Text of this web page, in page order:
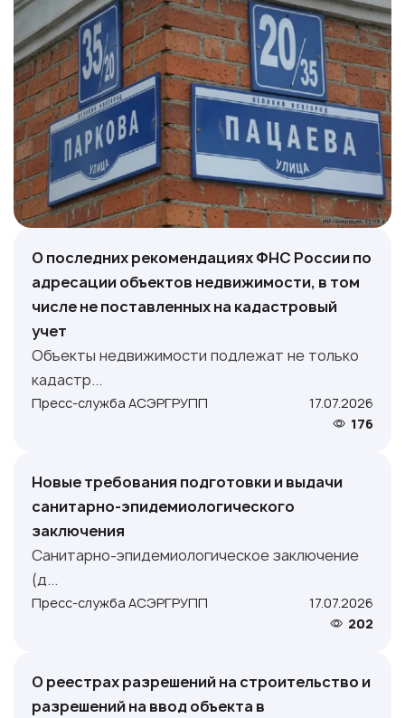
О последних рекомендациях ФНС России по
адресации объектов недвижимости, в том
числе не поставленных на кадастровый
учет
Объекты недвижимости подлежат не только
кадастр...
Пресс-служба АСЭРГРУПП
17.07.2026
176
Новые требования подготовки и выдачи
санитарно-эпидемиологического
заключения
Санитарно-эпидемиологическое заключение
(д...
Пресс-служба АСЭРГРУПП
17.07.2026
202
О реестрах разрешений на строительство и
разрешений на ввод объекта в